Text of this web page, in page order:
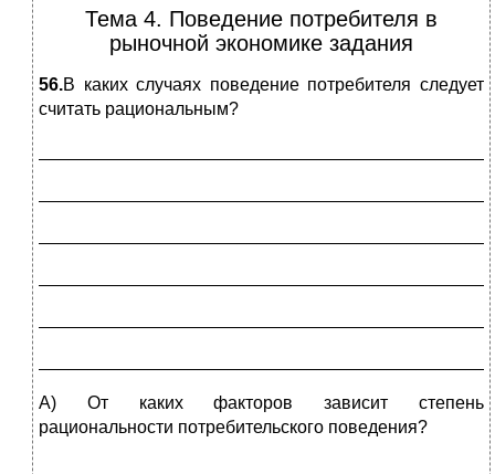
Тема 4. Поведение потребителя в
рыночной экономике задания
56.В каких случаях поведение потребителя следует
считать рациональным?
А) От каких факторов зависит степень
рациональности потребительского поведения?